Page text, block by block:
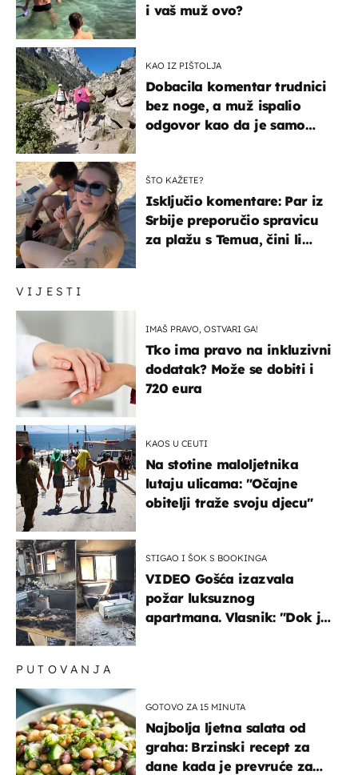
VIJESTI
IMAŠ PRAVO, OSTVARI GA!
Tko ima pravo na inkluzivni
dodatak? Može se dobiti i
720 eura
KAOS U CEUTI
Na stotine maloljetnika
lutaju ulicama: "Očajne
obitelji traže svoju djecu"
STIGAO I ŠOK S BOOKINGA
VIDEO Gošća izazvala
požar luksuznog
apartmana. Vlasnik: "Dok je
i vaš muž ovo?
KAO IZ PIŠTOLJA
Dobacila komentar trudnici
bez noge, a muž ispalio
odgovor kao da je samo
ŠTO KAŽETE?
Isključio komentare: Par iz
Srbije preporučio spravicu
za plažu s Temua, čini li
PUTOVANJA
GOTOVO ZA 15 MINUTA
Najbolja ljetna salata od
graha: Brzinski recept za
dane kada je prevruće za